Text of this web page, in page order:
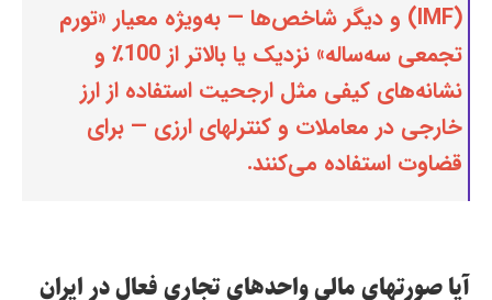
(IMF) و دیگر شاخص‌ها — به‌ویژه معیار «تورم
تجمعی سه‌ساله» نزدیک یا بالاتر از 100٪ و
نشانه‌های کیفی مثل ارجحیت استفاده از ارز
خارجی در معاملات و کنترلهای ارزی — برای
قضاوت استفاده می‌کنند.
آیا صورتهای مالی واحدهای تجاری فعال در ایران